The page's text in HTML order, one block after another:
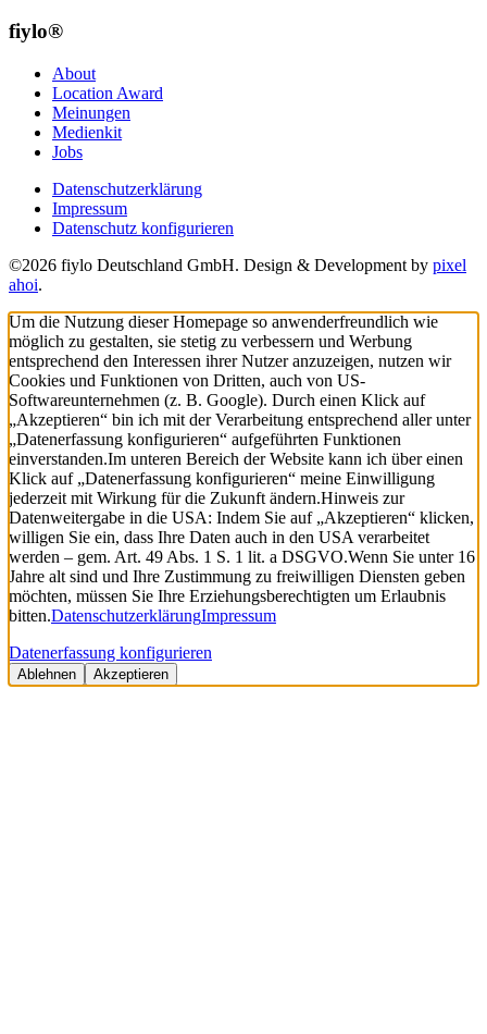
fiylo®
About
Location Award
Meinungen
Medienkit
Jobs
Datenschutzerklärung
Impressum
Datenschutz konfigurieren
©2026 fiylo Deutschland GmbH. Design & Development by pixel
ahoi.
Um die Nutzung dieser Homepage so anwenderfreundlich wie
möglich zu gestalten, sie stetig zu verbessern und Werbung
entsprechend den Interessen ihrer Nutzer anzuzeigen, nutzen wir
Cookies und Funktionen von Dritten, auch von US-
Softwareunternehmen (z. B. Google). Durch einen Klick auf
„Akzeptieren“ bin ich mit der Verarbeitung entsprechend aller unter
„Datenerfassung konfigurieren“ aufgeführten Funktionen
einverstanden.Im unteren Bereich der Website kann ich über einen
Klick auf „Datenerfassung konfigurieren“ meine Einwilligung
jederzeit mit Wirkung für die Zukunft ändern.Hinweis zur
Datenweitergabe in die USA: Indem Sie auf „Akzeptieren“ klicken,
willigen Sie ein, dass Ihre Daten auch in den USA verarbeitet
werden – gem. Art. 49 Abs. 1 S. 1 lit. a DSGVO.Wenn Sie unter 16
Jahre alt sind und Ihre Zustimmung zu freiwilligen Diensten geben
möchten, müssen Sie Ihre Erziehungsberechtigten um Erlaubnis
bitten.DatenschutzerklärungImpressum
Datenerfassung konfigurieren
Ablehnen Akzeptieren